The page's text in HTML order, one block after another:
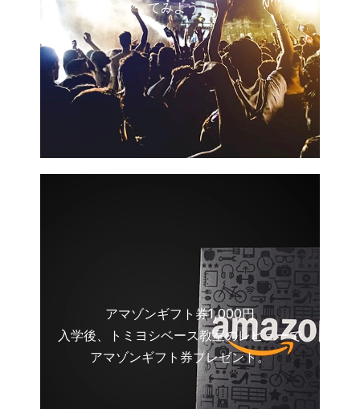
てみよう！
アマゾンギフト券1,000円
入学後、トミヨシベース教室のレビューで
アマゾンギフト券プレゼント。